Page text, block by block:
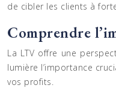
de cibler les clients à
Comprendre
La LTV offre une
lumière l’importance
vos profits.